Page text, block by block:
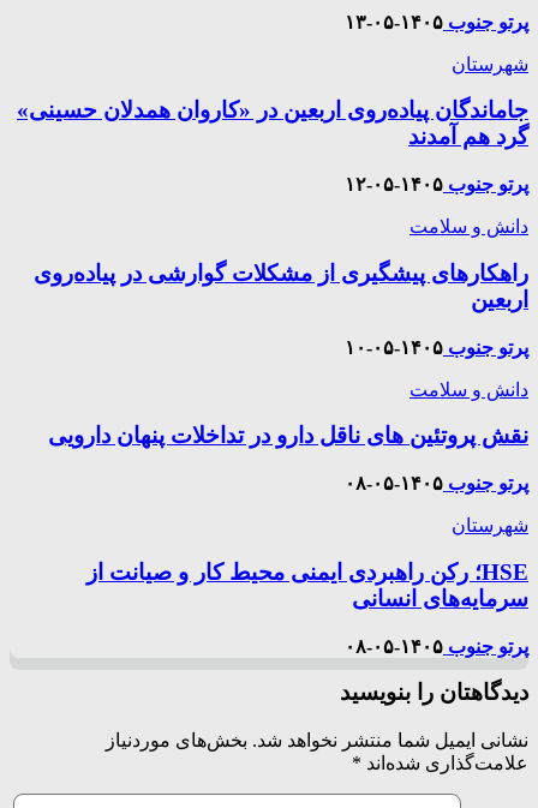
پرتو جنوب ۱۴۰۵-۰۵-۱۳
شهرستان
جاماندگان پیاده‌روی اربعین در «کاروان همدلان حسینی»
گرد هم آمدند
پرتو جنوب ۱۴۰۵-۰۵-۱۲
دانش و سلامت
راهکارهای پیشگیری از مشکلات گوارشی در پیاده‌روی
اربعین
پرتو جنوب ۱۴۰۵-۰۵-۱۰
دانش و سلامت
نقش پروتئین های ناقل دارو در تداخلات پنهان دارویی
پرتو جنوب ۱۴۰۵-۰۵-۰۸
شهرستان
HSE؛ رکن راهبردی ایمنی محیط کار و صیانت از
سرمایه‌های انسانی
پرتو جنوب ۱۴۰۵-۰۵-۰۸
دیدگاهتان را بنویسید
نشانی ایمیل شما منتشر نخواهد شد. بخش‌های موردنیاز
علامت‌گذاری شده‌اند *